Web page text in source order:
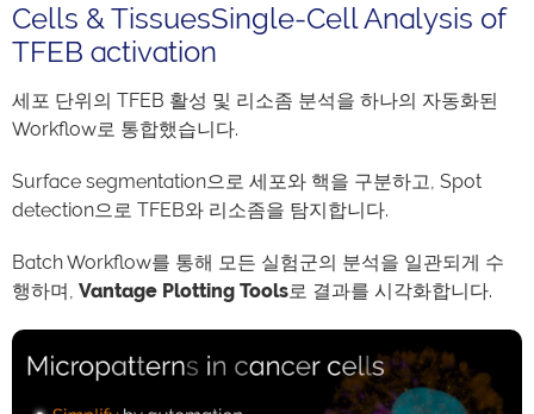
Cells & TissuesSingle-Cell Analysis of
TFEB activation
세포 단위의 TFEB 활성 및 리소좀 분석을 하나의 자동화된
Workflow로 통합했습니다.
Surface segmentation으로 세포와 핵을 구분하고, Spot
detection으로 TFEB와 리소좀을 탐지합니다.
Batch Workflow를 통해 모든 실험군의 분석을 일관되게 수
행하며, Vantage Plotting Tools로 결과를 시각화합니다.